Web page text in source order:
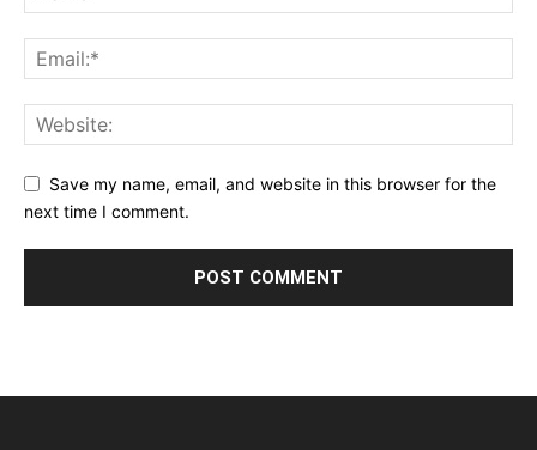
Save my name, email, and website in this browser for the
next time I comment.